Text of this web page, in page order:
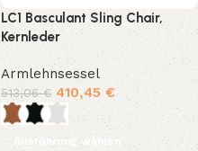
LC1 Basculant Sling Chair,
Kernleder
Armlehnsessel
513,06€ 410,45 €
Ausführung wählen